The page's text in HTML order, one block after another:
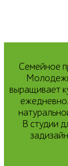
Семейное
выращивает
В студии